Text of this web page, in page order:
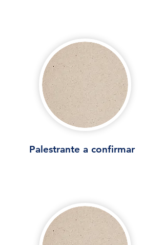
Palestrante a confirmar